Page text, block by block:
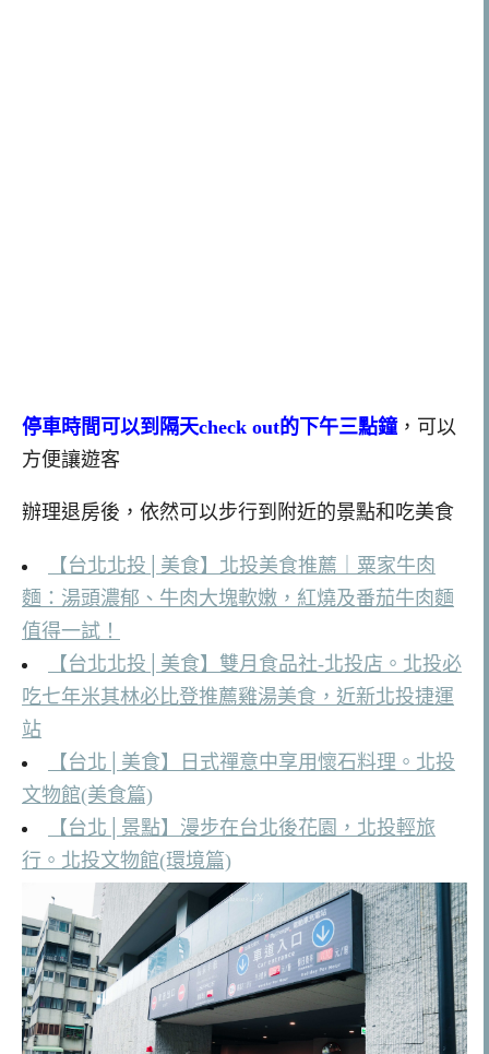
停車時間可以到隔天check out的下午三點鐘，可以
方便讓遊客
辦理退房後，依然可以步行到附近的景點和吃美食
【台北北投│美食】北投美食推薦｜粟家牛肉
麵：湯頭濃郁、牛肉大塊軟嫩，紅燒及番茄牛肉麵
值得一試！
【台北北投│美食】雙月食品社-北投店。北投必
吃七年米其林必比登推薦雞湯美食，近新北投捷運
站
【台北│美食】日式禪意中享用懷石料理。北投
文物館(美食篇)
【台北│景點】漫步在台北後花園，北投輕旅
行。北投文物館(環境篇)